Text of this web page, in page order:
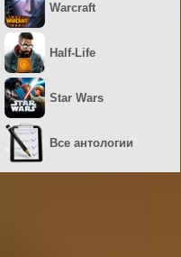
Warcraft
Half-Life
Star Wars
Все антологии